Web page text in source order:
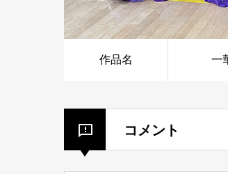
作品名 一
コメント